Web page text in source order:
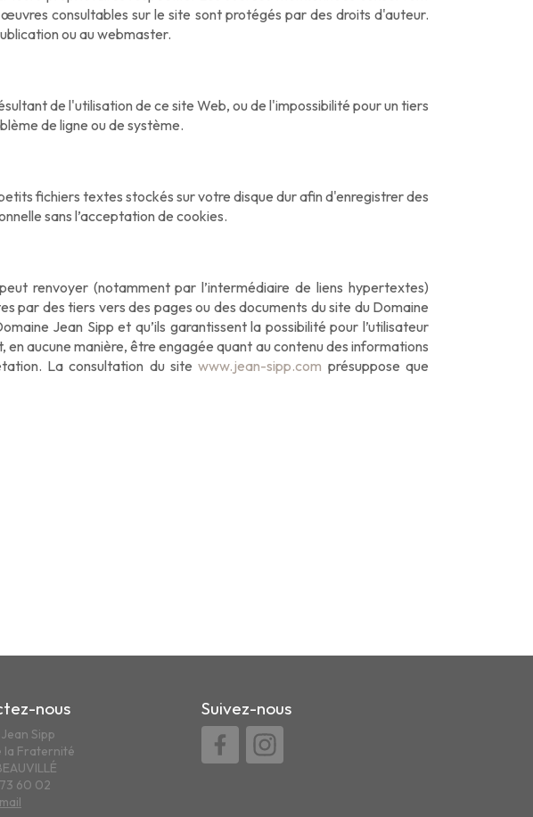
consultables sur le site sont protégés par des droits d'auteur.
ou au webmaster.
de l'utilisation de ce site Web, ou de l'impossibilité pour un tiers
de ligne ou de système.
fichiers textes stockés sur votre disque dur afin d'enregistrer des
sans l’acceptation de cookies.
renvoyer (notamment par l’intermédiaire de liens hypertextes)
par des tiers vers des pages ou des documents du site du Domaine
Jean Sipp et qu’ils garantissent la possibilité pour l’utilisateur
en aucune manière, être engagée quant au contenu des informations
La consultation du site www.jean-sipp.com présuppose que
nous
Sipp
la Fraternité
60 02
Suivez-nous